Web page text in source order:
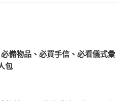
備物品、必買手信、必看儀式彙
包